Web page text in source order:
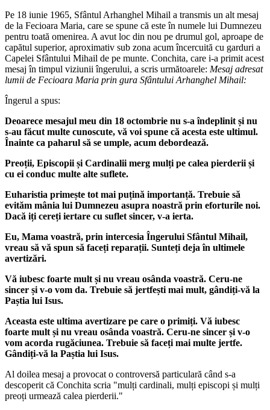
Pe 18 iunie 1965, Sfântul Arhanghel Mihail a transmis un alt mesaj
de la Fecioara Maria, care se spune că este în numele lui Dumnezeu
pentru toată omenirea. A avut loc din nou pe drumul gol, aproape de
capătul superior, aproximativ sub zona acum încercuită cu garduri a
Capelei Sfântului Mihail de pe munte. Conchita, care i-a primit acest
mesaj în timpul viziunii îngerului, a scris următoarele: Mesaj adresat
lumii de Fecioara Maria prin gura Sfântului Arhanghel Mihail:
Îngerul a spus:
Deoarece mesajul meu din 18 octombrie nu s-a îndeplinit și nu
s-au făcut multe cunoscute, vă voi spune că acesta este ultimul.
Înainte ca paharul să se umple, acum debordează.
Preoții, Episcopii și Cardinalii merg mulți pe calea pierderii și
cu ei conduc multe alte suflete.
Euharistia primește tot mai puțină importanță. Trebuie să
evităm mânia lui Dumnezeu asupra noastră prin eforturile noi.
Dacă iți cereți iertare cu suflet sincer, v-a ierta.
Eu, Mama voastră, prin intercesia Îngerului Sfântul Mihail,
vreau să vă spun să faceți reparații. Sunteți deja în ultimele
avertizări.
Vă iubesc foarte mult și nu vreau osânda voastră. Ceru-ne
sincer și v-o vom da. Trebuie să jertfești mai mult, gândiți-vă la
Paștia lui Isus.
Aceasta este ultima avertizare pe care o primiți. Vă iubesc
foarte mult și nu vreau osânda voastră. Ceru-ne sincer și v-o
vom acorda rugăciunea. Trebuie să faceți mai multe jertfe.
Gândiți-vă la Paștia lui Isus.
Al doilea mesaj a provocat o controversă particulară când s-a
descoperit că Conchita scria "mulți cardinali, mulți episcopi și mulți
preoți urmează calea pierderii."